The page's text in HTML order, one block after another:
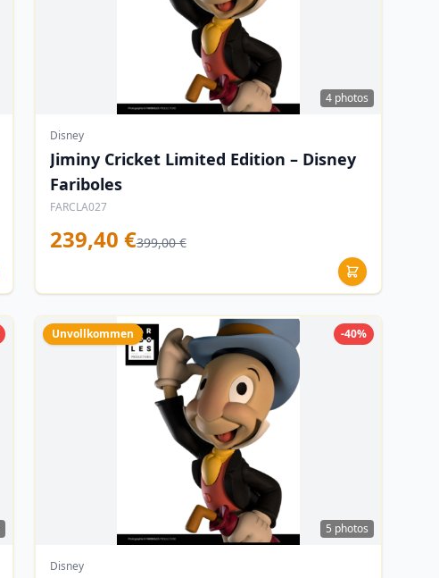
4 photos
Disney
Jiminy Cricket Limited Edition – Disney
Fariboles
FARCLA027
239,40 €399,00 €
Unvollkommen -40%
5 photos
Disney